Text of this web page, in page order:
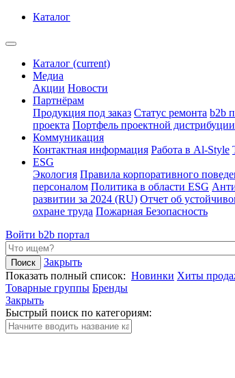
Каталог
Каталог (current)
Медиа
Акции Новости
Партнёрам
Продукция под заказ Статус ремонта b2b
проекта Портфель проектной дистрибуции
Коммуникация
Контактная информация Работа в Al-Style
ESG
Экология Правила корпоративного
персоналом Политика в области ESG
развитии за 2024 (RU) Отчет об
охране труда Пожарная Безопасность
Войти b2b портал
Закрыть
Показать полный список: Новинки Хиты
Товарные группы Бренды
Закрыть
Быстрый поиск по категориям: